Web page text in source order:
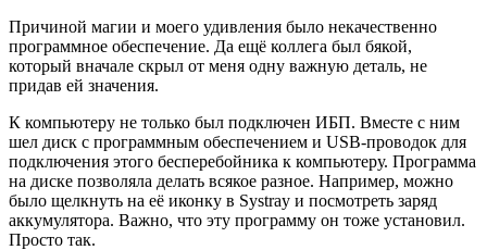
Причиной магии и моего удивления было некачественно
программное обеспечение. Да ещё коллега был бякой,
который вначале скрыл от меня одну важную деталь, не
придав ей значения.
К компьютеру не только был подключен ИБП. Вместе с ним
шел диск с программным обеспечением и USB-проводок для
подключения этого бесперебойника к компьютеру. Программа
на диске позволяла делать всякое разное. Например, можно
было щелкнуть на её иконку в Systray и посмотреть заряд
аккумулятора. Важно, что эту программу он тоже установил.
Просто так.